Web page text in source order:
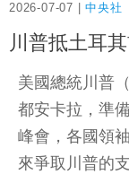
2026-07-07 |中央社
川普抵土耳
美國總統川普
都安卡拉，準
峰會，各國領
來爭取川普的支